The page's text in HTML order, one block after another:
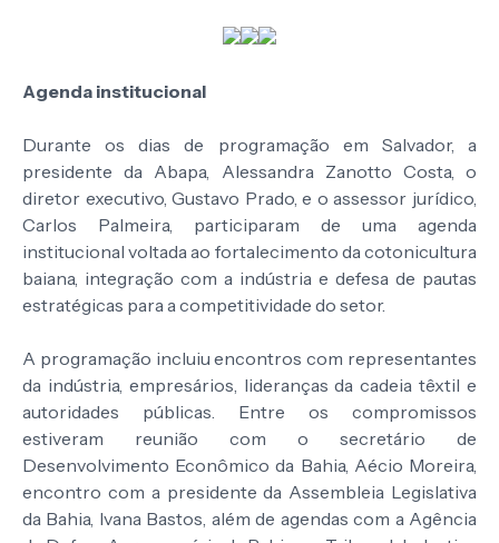
Agenda institucional
Durante os dias de programação em Salvador, a
presidente da Abapa, Alessandra Zanotto Costa, o
diretor executivo, Gustavo Prado, e o assessor jurídico,
Carlos Palmeira, participaram de uma agenda
institucional voltada ao fortalecimento da cotonicultura
baiana, integração com a indústria e defesa de pautas
estratégicas para a competitividade do setor.
A programação incluiu encontros com representantes
da indústria, empresários, lideranças da cadeia têxtil e
autoridades públicas. Entre os compromissos
estiveram reunião com o secretário de
Desenvolvimento Econômico da Bahia, Aécio Moreira,
encontro com a presidente da Assembleia Legislativa
da Bahia, Ivana Bastos, além de agendas com a Agência